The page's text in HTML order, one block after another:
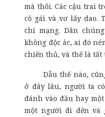
mà thôi. Các cậu trai
cô gái và vơ lấy dao.
chí mạng. Dân
không độc ác, ai đó
chiến thủ, và thế là
Dẫu thế nào,
ở đây lâu, người ta
đánh vào đầu hay
một người đi đến và